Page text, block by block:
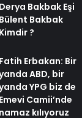
Derya Bakbak Eşi
Bülent Bakbak
Kimdir ?
Fatih Erbakan: Bir
ABD, bir
YPG biz de
Emevi Camii’nde
namaz kılıyoruz